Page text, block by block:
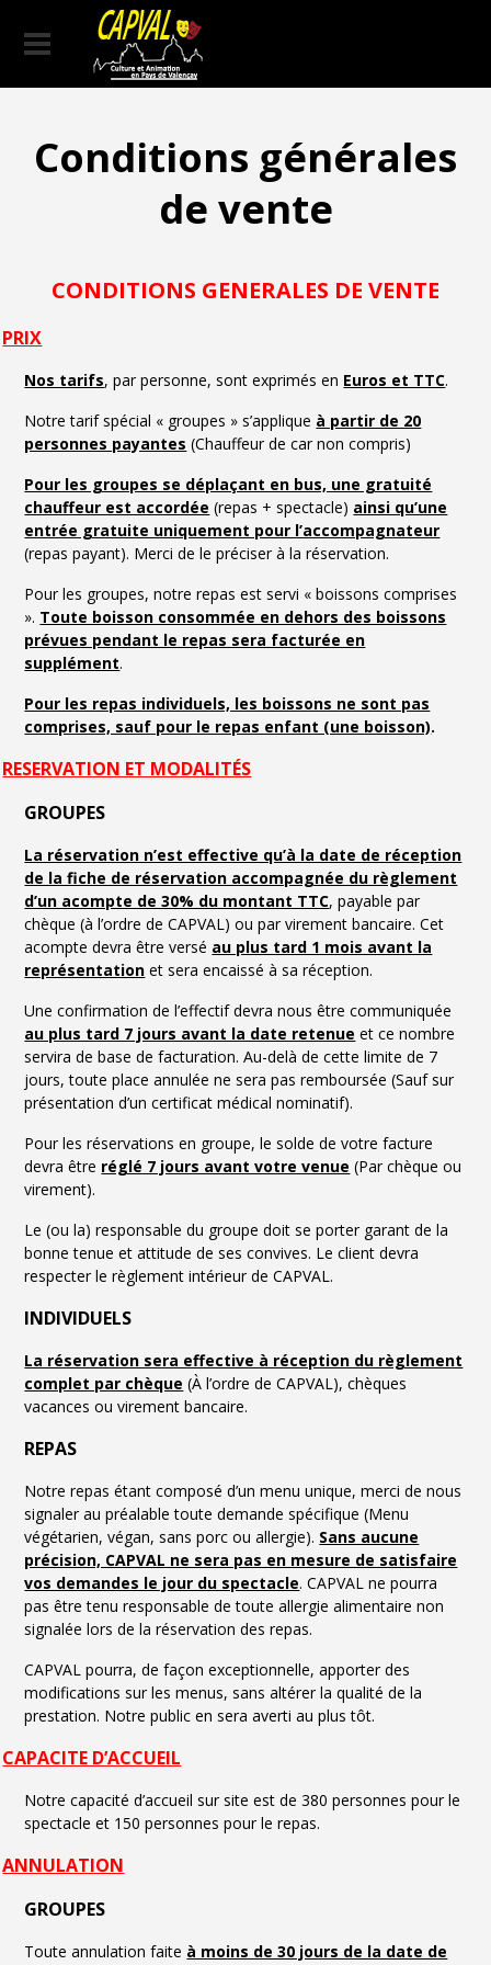
Conditions générales
de vente
CONDITIONS GENERALES DE VENTE
PRIX
Nos tarifs, par personne, sont exprimés en Euros et TTC.
Notre tarif spécial « groupes » s’applique à partir de 20
personnes payantes (Chauffeur de car non compris)
Pour les groupes se déplaçant en bus, une gratuité
chauffeur est accordée (repas + spectacle) ainsi qu’une
entrée gratuite uniquement pour l’accompagnateur
(repas payant). Merci de le préciser à la réservation.
Pour les groupes, notre repas est servi « boissons comprises
». Toute boisson consommée en dehors des boissons
prévues pendant le repas sera facturée en
supplément.
Pour les repas individuels, les boissons ne sont pas
comprises, sauf pour le repas enfant (une boisson).
RESERVATION ET MODALITÉS
GROUPES
La réservation n’est effective qu’à la date de réception
de la fiche de réservation accompagnée du règlement
d’un acompte de 30% du montant TTC, payable par
chèque (à l’ordre de CAPVAL) ou par virement bancaire. Cet
acompte devra être versé au plus tard 1 mois avant la
représentation et sera encaissé à sa réception.
Une confirmation de l’effectif devra nous être communiquée
au plus tard 7 jours avant la date retenue et ce nombre
servira de base de facturation. Au-delà de cette limite de 7
jours, toute place annulée ne sera pas remboursée (Sauf sur
présentation d’un certificat médical nominatif).
Pour les réservations en groupe, le solde de votre facture
devra être réglé 7 jours avant votre venue (Par chèque ou
virement).
Le (ou la) responsable du groupe doit se porter garant de la
bonne tenue et attitude de ses convives. Le client devra
respecter le règlement intérieur de CAPVAL.
INDIVIDUELS
La réservation sera effective à réception du règlement
complet par chèque (À l’ordre de CAPVAL), chèques
vacances ou virement bancaire.
REPAS
Notre repas étant composé d’un menu unique, merci de nous
signaler au préalable toute demande spécifique (Menu
végétarien, végan, sans porc ou allergie). Sans aucune
précision, CAPVAL ne sera pas en mesure de satisfaire
vos demandes le jour du spectacle. CAPVAL ne pourra
pas être tenu responsable de toute allergie alimentaire non
signalée lors de la réservation des repas.
CAPVAL pourra, de façon exceptionnelle, apporter des
modifications sur les menus, sans altérer la qualité de la
prestation. Notre public en sera averti au plus tôt.
CAPACITE D’ACCUEIL
Notre capacité d’accueil sur site est de 380 personnes pour le
spectacle et 150 personnes pour le repas.
ANNULATION
GROUPES
Toute annulation faite à moins de 30 jours de la date de